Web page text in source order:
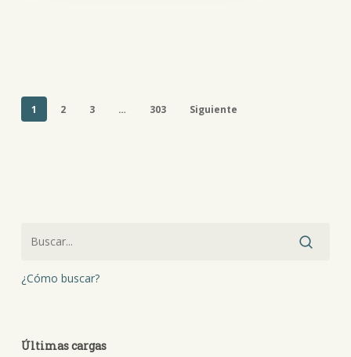
1 2 3 … 303 Siguiente
¿Cómo buscar?
Últimas cargas